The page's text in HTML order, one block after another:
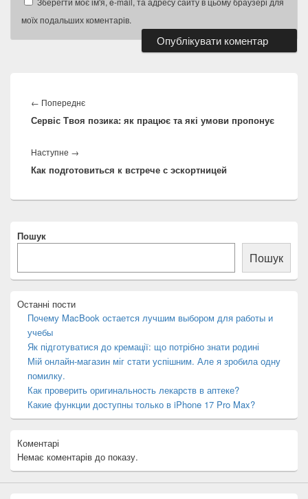
моїх подальших коментарів.
записів
← ПопереднєПопередній
запис:
Сервіс Твоя позика: як працює та які умови пропонує
Наступне →
запис:
Как подготовиться к встрече с эскортницей
розташування
панелі
Пошук
Пошук
Останні пости
Почему MacBook остается лучшим выбором для работы и
учебы
Як підготуватися до кремації: що потрібно знати родині
Мій онлайн-магазин міг стати успішним. Але я зробила одну
помилку.
Как проверить оригинальность лекарств в аптеке?
Какие функции доступны только в iPhone 17 Pro Max?
Коментарі
Немає коментарів до показу.